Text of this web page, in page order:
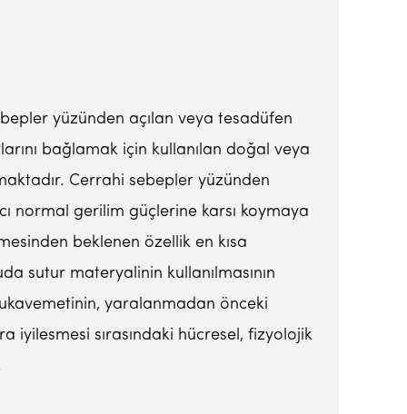
yüzünden açılan veya tesadüfen
bağlamak için kullanılan doğal veya
Cerrahi sebepler yüzünden
normal gerilim güçlerine karsı koymaya
beklenen özellik en kısa
sutur materyalinin kullanılmasının
yaralanmadan önceki
iyilesmesi sırasındaki hücresel, fizyolojik